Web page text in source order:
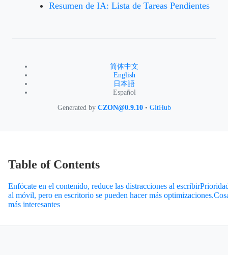
Resumen de IA: Lista de Tareas Pendientes
简体中文
English
日本語
Español
Generated by CZON@0.9.10• GitHub
Table of Contents
Enfócate en el contenido, reduce las distracciones al escribir
al móvil, pero en escritorio se pueden hacer más optimizaciones.
más interesantes